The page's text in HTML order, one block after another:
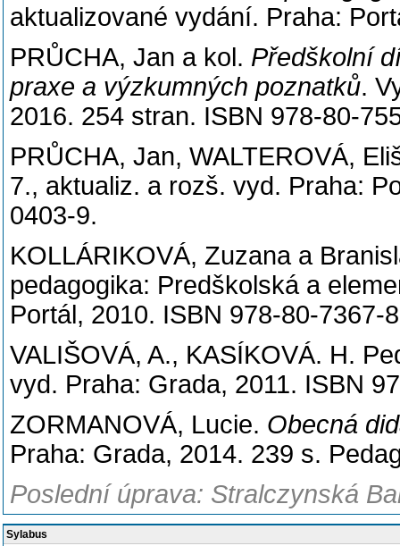
aktualizované vydání. Praha:
PRŮCHA, Jan a kol. Předškolní
praxe a výzkumných poznatků.
2016. 254 stran. ISBN 978-80-
PRŮCHA, Jan, WALTEROVÁ,
7., aktualiz. a rozš. vyd. Praha:
0403-9.
KOLLÁRIKOVÁ, Zuzana a
pedagogika: Predškolská a
Portál, 2010. ISBN 978-80-7367-
VALIŠOVÁ, A., KASÍKOVÁ. H.
vyd. Praha: Grada, 2011. ISBN
ZORMANOVÁ, Lucie. Obecná
Praha: Grada, 2014. 239 s.
Poslední úprava: Stralczynská
Sylabus